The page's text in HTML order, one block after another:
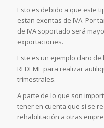
Esto es debido a que este
estan exentas de IVA. Por
de IVA soportado será
exportaciones.
Este es un ejemplo claro
REDEME para realizar
trimestrales.
A parte de lo que son
tener en cuenta que si se
rehabilitación a otras